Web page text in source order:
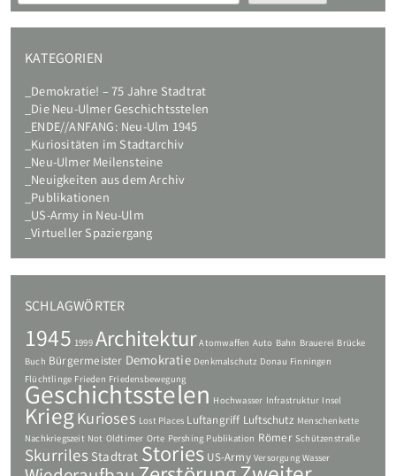
KATEGORIEN
Demokratie! – 75 Jahre Stadtrat
Die Neu-Ulmer Geschichtsstelen
ENDE//ANFANG: Neu-Ulm 1945
Kuriositäten im Stadtarchiv
Neu-Ulmer Meilensteine
Neuigkeiten aus dem Archiv
Publikationen
US-Army in Neu-Ulm
Virtueller Spaziergang
SCHLAGWÖRTER
1945 1999 Architektur Atomwaffen Auto Bahn Brauerei Brücke
Buch Bürgermeister Demokratie Denkmalschutz Donau Finningen
Flüchtlinge Frieden Friedensbewegung
Geschichtsstelen Hochwasser Infrastruktur Insel
KriegKurioses Lost Places Luftangriff Luftschutz Menschenkette
Nachkriegszeit Not Oldtimer Orte Pershing Publikation Römer Schützenstraße
SkurrilesStadtrat Stories US-Army Versorgung Wasser